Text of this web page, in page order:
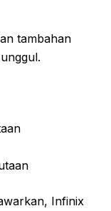
tambahan
Infinix